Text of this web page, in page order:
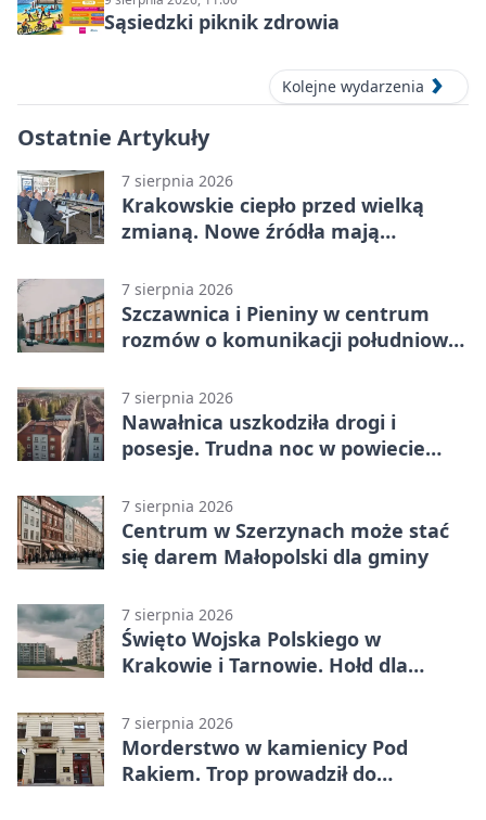
Sąsiedzki piknik zdrowia
Kolejne wydarzenia
Ostatnie Artykuły
7 sierpnia 2026
Krakowskie ciepło przed wielką
zmianą. Nowe źródła mają
7 sierpnia 2026
Szczawnica i Pieniny w centrum
rozmów o komunikacji południowej
7 sierpnia 2026
Nawałnica uszkodziła drogi i
posesje. Trudna noc w powiecie
7 sierpnia 2026
Centrum w Szerzynach może stać
się darem Małopolski dla gminy
7 sierpnia 2026
Święto Wojska Polskiego w
Krakowie i Tarnowie. Hołd dla
7 sierpnia 2026
Morderstwo w kamienicy Pod
Rakiem. Trop prowadził do